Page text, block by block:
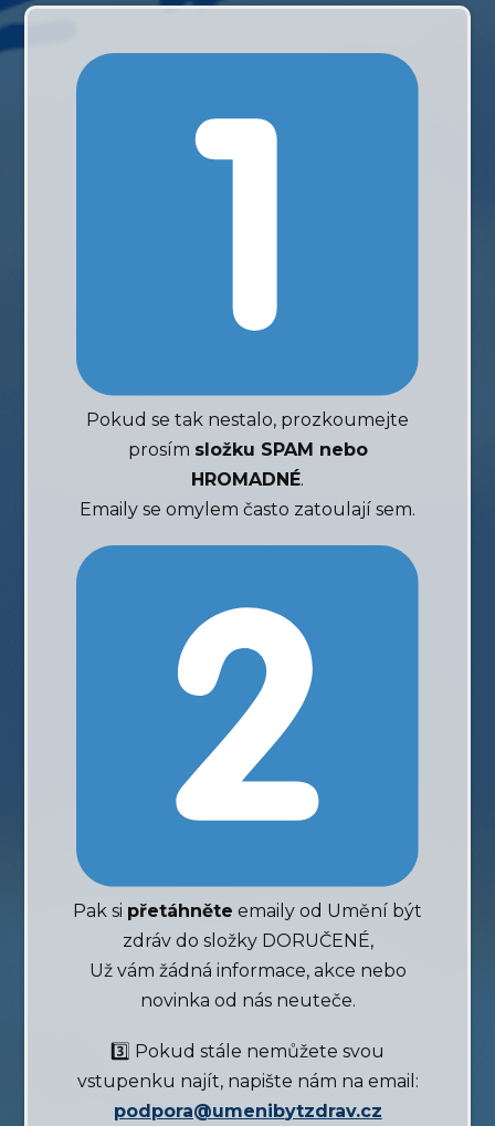
Pokud se tak nestalo, prozkoumejte
prosím složku SPAM nebo
HROMADNÉ.
Emaily se omylem často zatoulají sem.
Pak si přetáhněte emaily od Umění být
zdráv do složky DORUČENÉ,
Už vám žádná informace, akce nebo
novinka od nás neuteče.
3️⃣ Pokud stále nemůžete svou
vstupenku najít, napište nám na email:
pod pora@umeni bytzd rav.cz